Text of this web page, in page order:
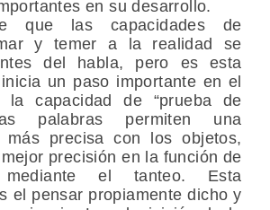
en su desarrollo.
que las capacidades de
y temer a la realidad se
del habla, pero es esta
un paso importante en el
la capacidad de “prueba de
palabras permiten una
más precisa con los objetos,
precisión en la función de
mediante el tanteo. Esta
el pensar propiamente dicho y